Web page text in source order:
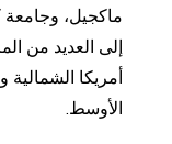
ماكجيل، وجامعة
إلى العديد من
أمريكا
الأوسط.